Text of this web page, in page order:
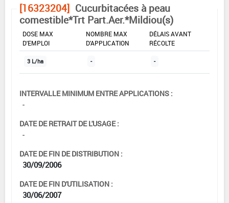
[16323204] Cucurbitacées à peau
comestible*Trt Part.Aer.*Mildiou(s)
DOSE MAX
D'EMPLOI
NOMBRE MAX
D'APPLICATION
DÉLAIS AVANT
RÉCOLTE
3 L/ha - -
INTERVALLE MINIMUM ENTRE APPLICATIONS :
-
DATE DE RETRAIT DE L'USAGE :
-
DATE DE FIN DE DISTRIBUTION :
30/09/2006
DATE DE FIN D'UTILISATION :
30/06/2007